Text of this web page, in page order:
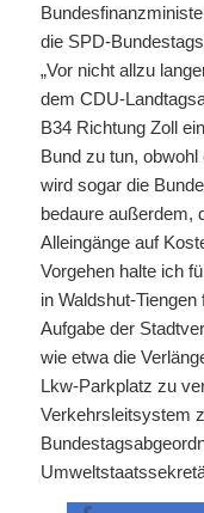
die SPD-
„Vor nicht allzu
dem CDU-
B34 Richtung Zoll
Bund zu tun,
wird sogar die
bedaure außerdem,
Alleingänge auf
Vorgehen halte ich
in Waldshut-
Aufgabe der
wie etwa die
Lkw-Parkplatz zu
Verkehrsleitsystem